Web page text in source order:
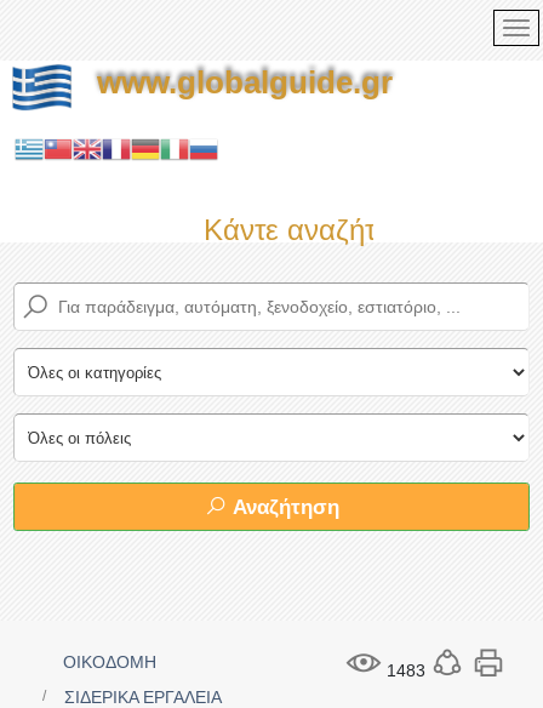
www.globalguide.gr
Κάντε αναζήτηση τώρα
Αναζήτηση
1483
ΟΙΚΟΔΟΜΗ
ΣΙΔΕΡΙΚΑ ΕΡΓΑΛΕΙΑ